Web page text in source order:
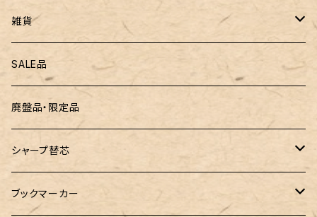
三菱鉛筆
ZEBRA（ゼブラ）
ROMEO（ロメオ）
こぶた工房
島田小割製材所
専用リフィル
雑貨
黒板
跳び箱小物入れ
バランスゲーム（3種の木のおもちゃ）
どんぐりころころ（木のおもちゃ）
SALE品
廃盤品・限定品
シャープ替芯
ぺんてる
ブックマーカー